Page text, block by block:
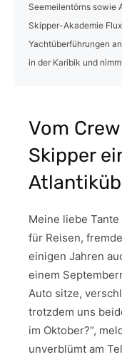
Seemeilentörns sowie
Skipper-Akademie
Yachtüberführungen
in der Karibik und
Vom
Skipper
Meine liebe
für Reisen,
einigen Jahren
einem
Auto sitze,
trotzdem uns
im Oktober?“,
unverblümt am